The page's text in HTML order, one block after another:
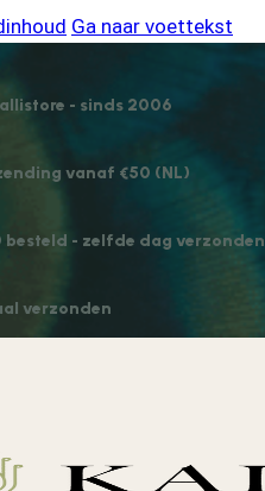
Ga naar voettekst
- sinds 2006
vanaf €50 (NL)
besteld - zelfde dag verzonden
verzonden